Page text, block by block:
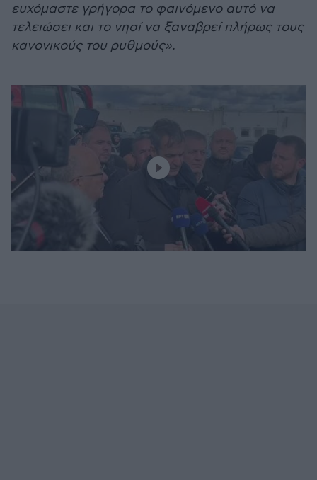
ευχόμαστε γρήγορα το φαινόμενο αυτό να
τελειώσει και το νησί να ξαναβρεί πλήρως τους
κανονικούς του ρυθμούς».